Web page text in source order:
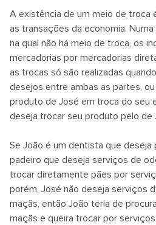
A existência de um meio de troca
as transações da economia.
na qual não há meio de troca, os
mercadorias por mercadorias
as trocas só são realizadas
desejos entre ambas as partes,
produto de José em troca do seu
deseja trocar seu produto pelo de
Se João é um dentista que deseja
padeiro que deseja serviços de
trocar diretamente pães por
porém, José não deseja serviços
maçãs, então João teria de
maçãs e queira trocar por